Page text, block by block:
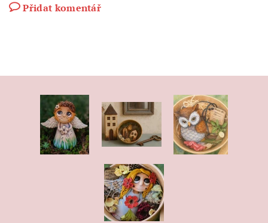
Přidat komentář